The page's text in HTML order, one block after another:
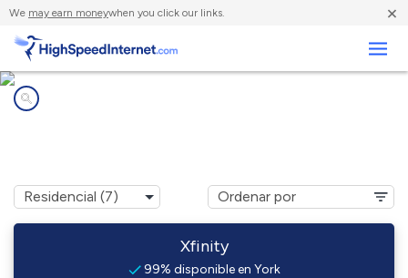
We may earn moneywhen you click our links. ×
Xfinity
99% disponible en York